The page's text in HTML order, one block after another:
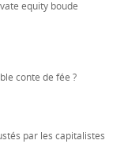
equity boude
conte de fée ?
par les capitalistes